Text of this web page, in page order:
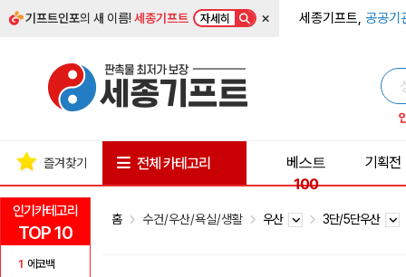
기프트인포의 새 이름!세종기프트 자세히 × 세종기프트, 공공기
인기카테고리
TOP 10
1 에코백
즐겨찾기 전체 카테고리
베스트
100
기획전
홈 수건/우산/욕실/생활 우산 3단/5단우산